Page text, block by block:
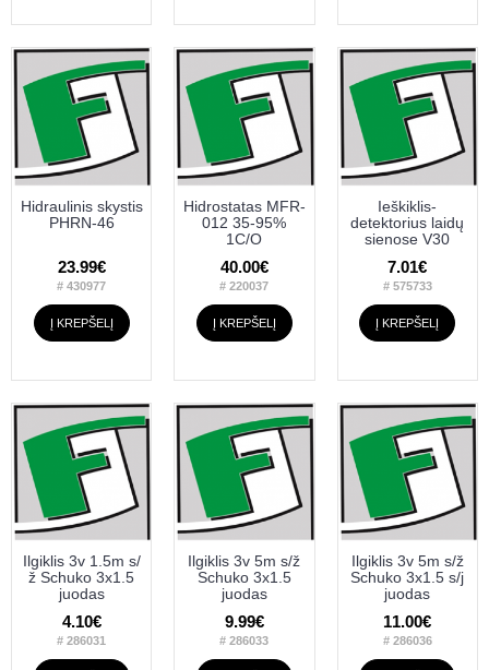
Hidraulinis skystis
PHRN-46
23.99€
# 430977
Į KREPŠELĮ
Hidrostatas MFR-
012 35-95%
1C/O
40.00€
# 220037
Į KREPŠELĮ
Ieškiklis-
detektorius laidų
sienose V30
7.01€
# 575733
Į KREPŠELĮ
Ilgiklis 3v 1.5m s/
ž Schuko 3x1.5
juodas
4.10€
# 286031
Ilgiklis 3v 5m s/ž
Schuko 3x1.5
juodas
9.99€
# 286033
Ilgiklis 3v 5m s/ž
Schuko 3x1.5 s/j
juodas
11.00€
# 286036